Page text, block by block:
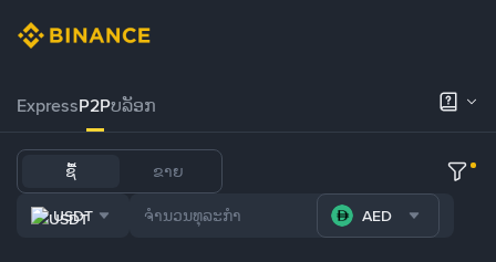
ExpressP2Pບລັອກ
ຊື້ ຂາຍ
USDT AED